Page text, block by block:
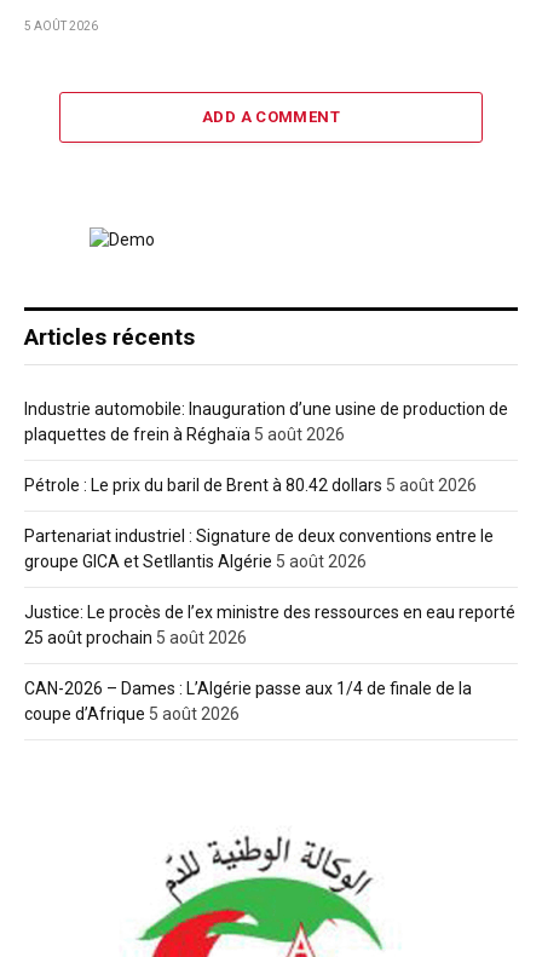
5 AOÛT 2026
ADD A COMMENT
Articles récents
Industrie automobile: Inauguration d’une usine de production de
plaquettes de frein à Réghaïa 5 août 2026
Pétrole : Le prix du baril de Brent à 80.42 dollars 5 août 2026
Partenariat industriel : Signature de deux conventions entre le
groupe GICA et Setllantis Algérie 5 août 2026
Justice: Le procès de l’ex ministre des ressources en eau reporté
25 août prochain 5 août 2026
CAN-2026 – Dames : L’Algérie passe aux 1/4 de finale de la
coupe d’Afrique 5 août 2026